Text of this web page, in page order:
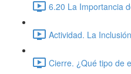
6.20 La Importancia
Actividad. La
Cierre. ¿Qué tipo de